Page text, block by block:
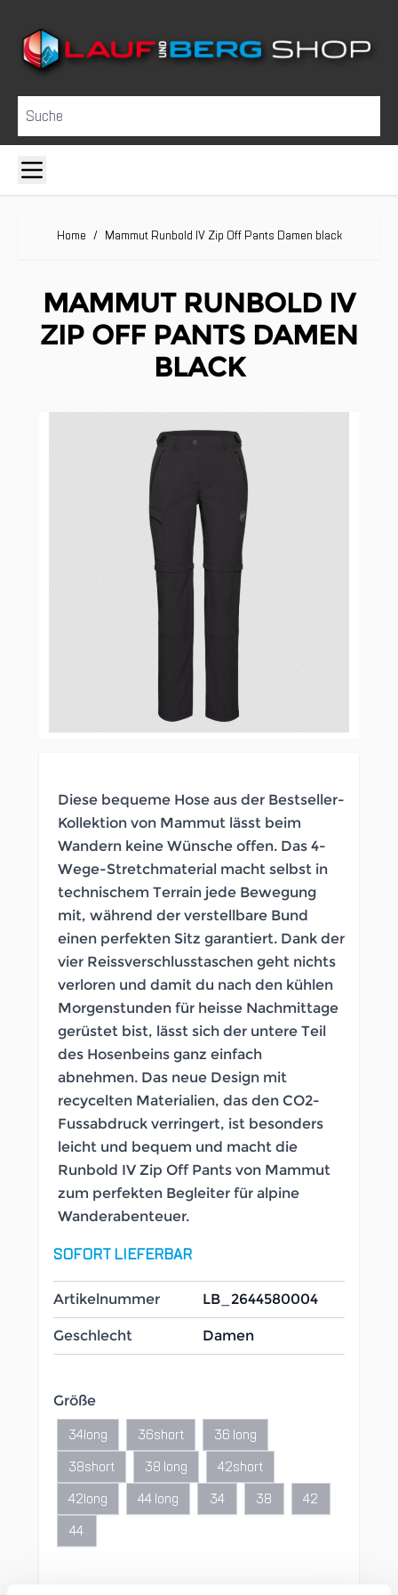
Suche
Home / Mammut Runbold IV Zip Off Pants Damen black
MAMMUT RUNBOLD IV
ZIP OFF PANTS DAMEN
BLACK
Diese bequeme Hose aus der Bestseller-
Kollektion von Mammut lässt beim
Wandern keine Wünsche offen. Das 4-
Wege-Stretchmaterial macht selbst in
technischem Terrain jede Bewegung
mit, während der verstellbare Bund
einen perfekten Sitz garantiert. Dank der
vier Reissverschlusstaschen geht nichts
verloren und damit du nach den kühlen
Morgenstunden für heisse Nachmittage
gerüstet bist, lässt sich der untere Teil
des Hosenbeins ganz einfach
abnehmen. Das neue Design mit
recycelten Materialien, das den CO2-
Fussabdruck verringert, ist besonders
leicht und bequem und macht die
Runbold IV Zip Off Pants von Mammut
zum perfekten Begleiter für alpine
Wanderabenteuer.
SOFORT LIEFERBAR
Artikelnummer LB_2644580004
Geschlecht Damen
Größe
34long 36short
36 long
38short
38 long
42short
42long
44 long 34 38
42
44